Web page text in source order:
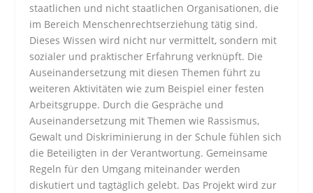
staatlichen und nicht staatlichen Organisationen, die
im Bereich Menschenrechtserziehung tätig sind.
Dieses Wissen wird nicht nur vermittelt, sondern mit
sozialer und praktischer Erfahrung verknüpft. Die
Auseinandersetzung mit diesen Themen führt zu
weiteren Aktivitäten wie zum Beispiel einer festen
Arbeitsgruppe. Durch die Gespräche und
Auseinandersetzung mit Themen wie Rassismus,
Gewalt und Diskriminierung in der Schule fühlen sich
die Beteiligten in der Verantwortung. Gemeinsame
Regeln für den Umgang miteinander werden
diskutiert und tagtäglich gelebt. Das Projekt wird zur